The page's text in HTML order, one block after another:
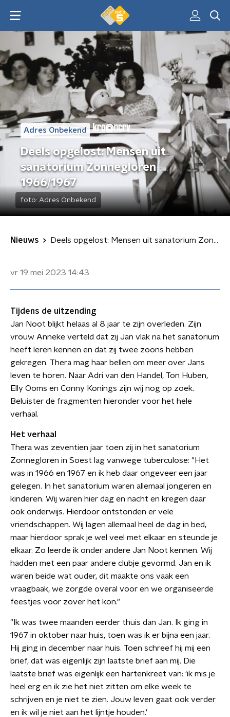
Adres Onbekend
Deels opgelost: Mensen uit
sanatorium Zonnegloren
1966/1967
foto: Adres Onbekend
Nieuws Deels opgelost: Mensen uit sanatorium Zonnegloren 1966/1967
vr 19 mei 2023 14:43
Tijdens de uitzending
Jan Noot blijkt helaas al 8 jaar te zijn overleden. Zijn
vrouw Anneke verteld dat zij Jan vlak na het sanatorium
heeft leren kennen en dat zij twee zoons hebben
gekregen. Thera mag haar bellen om meer over Jans
leven te horen. Naar Adri van den Handel, Ton Huben,
Elly Ooms en Conny Konings zijn wij nog op zoek.
Beluister de fragmenten hieronder voor het hele
verhaal.
Het verhaal
Thera was zeventien jaar toen zij in het sanatorium
Zonnegloren in Soest lag vanwege tuberculose: "Het
was in 1966 en 1967 en ik heb daar ongeveer een jaar
gelegen. In het sanatorium waren allemaal jongeren en
kinderen. Wij waren hier dag en nacht en kregen daar
ook onderwijs. Hierdoor ontstonden er vele
vriendschappen. Wij lagen allemaal heel de dag in bed,
maar hierdoor sprak je wel veel met elkaar en steunde je
elkaar. Zo leerde ik onder andere Jan Noot kennen. Wij
hadden met een paar andere clubje gevormd. Jan en ik
waren beide wat ouder, dit maakte ons vaak een
vraagbaak, we zorgde overal voor en we organiseerde
feestjes voor zover het kon."
"Ik was twee maanden eerder thuis dan Jan. Ik ging in
1967 in oktober naar huis, toen was ik er bijna een jaar.
Hij ging in december naar huis. Toen schreef hij mij een
brief, dat was eigenlijk zijn laatste brief aan mij. Die
laatste brief was eigenlijk een hartenkreet van: 'ik mis je
heel erg en ik zie het niet zitten om elke week te
schrijven en je niet te zien. Jouw leven gaat ook verder
en ik wil je niet aan het lijntje houden.'